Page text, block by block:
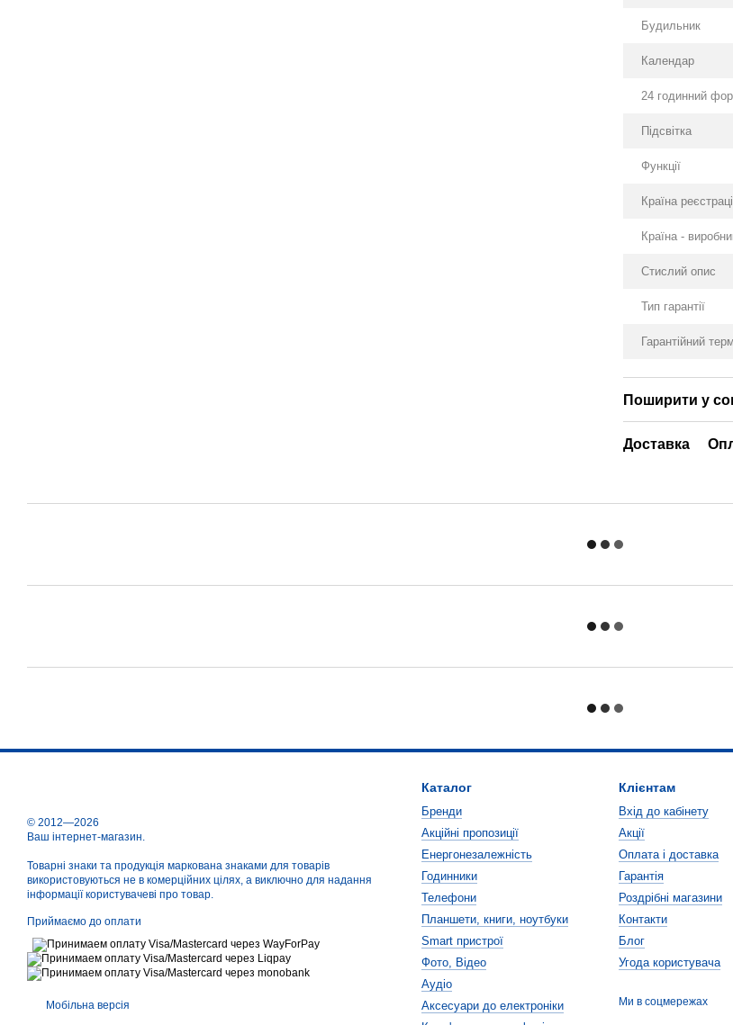
Будильник
Календар
24 годинний
Підсвітка
Функції
Країна
Країна -
Стислий опис
Тип гарантії
Гарантійний
Поширити у
Доставка
© 2012—2026
Ваш інтернет-магазин.
Товарні знаки та продукція маркована знаками для товарів
використовуються не в комерційних цілях, а виключно для надання
інформації користувачеві про товар.
Приймаємо до оплати
Мобільна версія
Каталог
Бренди
Акційні пропозиції
Енергонезалежність
Годинники
Телефони
Планшети, книги, ноутбуки
Smart пристрої
Фото, Відео
Аудіо
Аксесуари до електроніки
Клієнтам
Вхід до кабінету
Акції
Оплата і доставка
Гарантія
Роздрібні магазини
Контакти
Блог
Угода користувача
Ми в соцмережах